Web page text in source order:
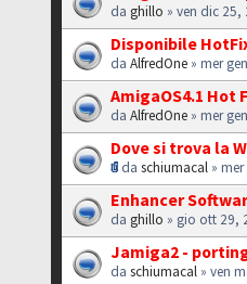
daghillo » ven dic 25,
Disponibile
daAlfredOne » mer
AmigaOS4.1 Hot
daAlfredOne » mer
Dove si trova la
daschiumacal »
Enhancer
daghillo » gio ott 29,
Jamiga2 -
daschiumacal » ven